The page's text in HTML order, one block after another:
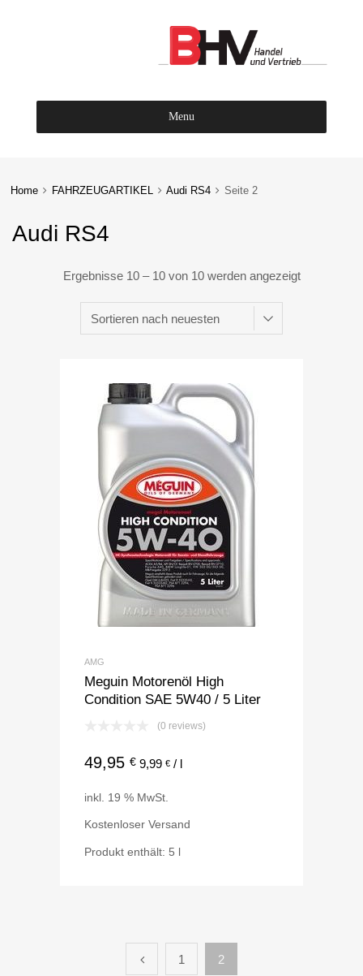
Menu
Home FAHRZEUGARTIKEL Audi RS4 Seite 2
Audi RS4
Ergebnisse 10 – 10 von 10 werden angezeigt
AMG
Meguin Motorenöl High
Condition SAE 5W40 / 5 Liter
(0 reviews)
49,95 € 9,99 € / l
inkl. 19 % MwSt.
Kostenloser Versand
Produkt enthält: 5 l
1 2